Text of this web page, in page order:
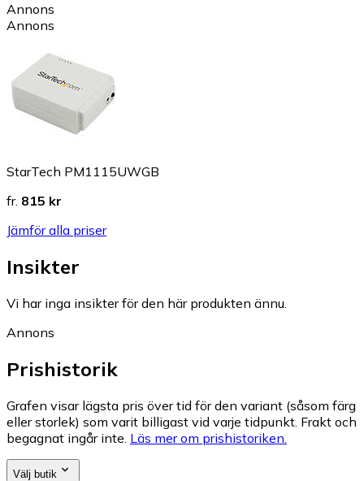
Annons
Annons
StarTech PM1115UWGB
fr. 815 kr
Jämför alla priser
Insikter
Vi har inga insikter för den här produkten ännu.
Annons
Prishistorik
Grafen visar lägsta pris över tid för den variant (såsom färg
eller storlek) som varit billigast vid varje tidpunkt. Frakt och
begagnat ingår inte. Läs mer om prishistoriken.
Välj butik